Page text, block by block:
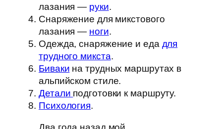
лазания — руки.
Снаряжение для микстового
лазания — ноги.
Одежда, снаряжение и еда для
трудного микста.
Биваки на трудных маршрутах в
альпийском стиле.
Детали подготовки к маршруту.
Психология.